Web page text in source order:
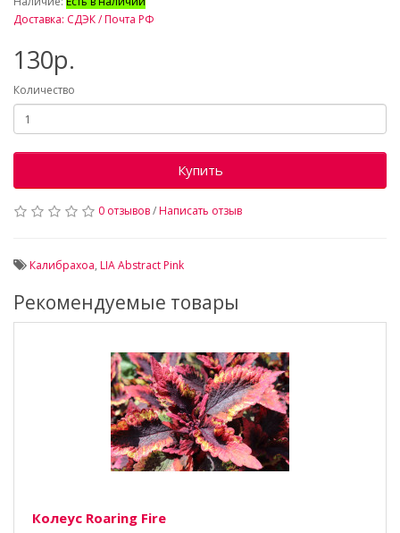
Доставка: СДЭК / Почта РФ
130р.
Количество
Купить
0 отзывов/Написать отзыв
Калибрахоа, LIA Abstract Pink
Рекомендуемые товары
Колеус Roaring Fire